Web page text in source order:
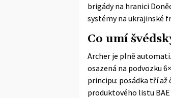
brigády na hranici
systémy na ukrajinské
Co umí
Archer je plně
osazená na podvozku
principu: posádka tří
produktového listu BAE